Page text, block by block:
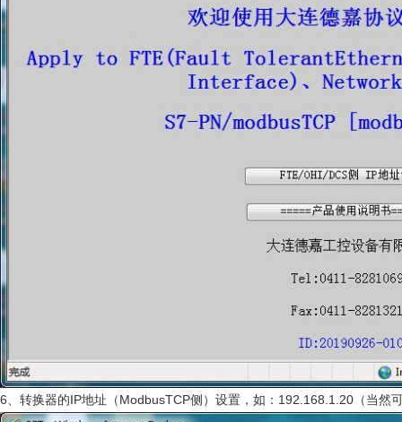
6、转换器的IP地址（ModbusTCP侧）设置，如：192.168.1.20（当然